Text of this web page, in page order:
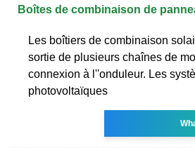
Boîtes de combinaison de
Les boîtiers de combinaison
sortie de plusieurs chaînes de
connexion à l''onduleur. Les
photovoltaïques